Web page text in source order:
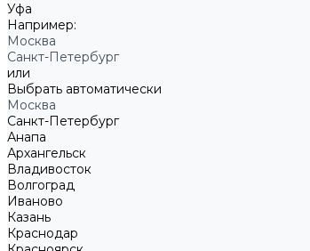
Уфа
Например:
Москва
Санкт-Петербург
или
Выбрать автоматически
Москва
Санкт-Петербург
Анапа
Архангельск
Владивосток
Волгоград
Иваново
Казань
Краснодар